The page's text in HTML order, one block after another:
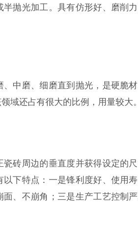
抛光加工。具有仿形好、磨削
中磨、细磨直到抛光，是硬脆
域还占有很大的比例，用量较大。
砖周边的垂直度并获得设定的
下特点：一是锋利度好、使用
、不崩角；三是生产工艺控制